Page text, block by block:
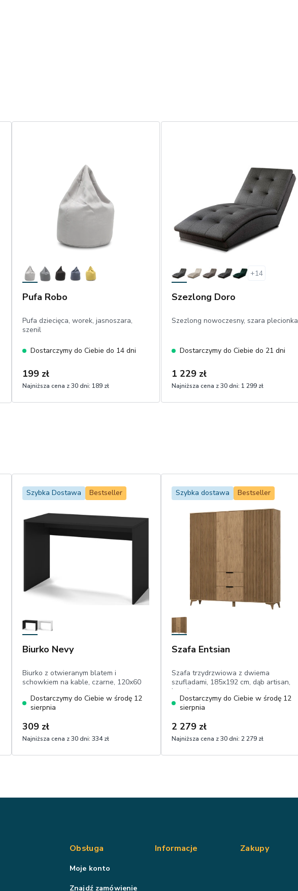
Pufa Robo
Pufa dziecięca, worek, jasnoszara,
szenil
Dostarczymy do Ciebie do 14 dni
199 zł
Najniższa cena z 30 dni: 189 zł
+14
Szezlong Doro
Szezlong nowoczesny, szara plecionka
Dostarczymy do Ciebie do 21 dni
1 229 zł
Najniższa cena z 30 dni: 1 299 zł
Szybka Dostawa Bestseller
Biurko Nevy
Biurko z otwieranym blatem i
schowkiem na kable, czarne, 120x60
Dostarczymy do Ciebie w środę 12
sierpnia
309 zł
Najniższa cena z 30 dni: 334 zł
Szybka dostawa Bestseller
Szafa Entsian
Szafa trzydrzwiowa z dwiema
szufladami, 185x192 cm, dąb artisan,
lamele
Dostarczymy do Ciebie w środę 12
sierpnia
2 279 zł
Najniższa cena z 30 dni: 2 279 zł
Obsługa
Moje konto
Znajdź zamówienie
Informacje Zakupy